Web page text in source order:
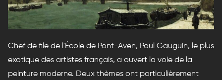
Chef de file de l'École de Pont-Aven, Paul Gauguin, le plus
exotique des artistes français, a ouvert la voie de la
peinture moderne. Deux thèmes ont particulièrement